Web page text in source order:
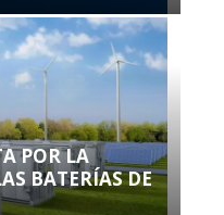
POR LA
BATERÍAS DE